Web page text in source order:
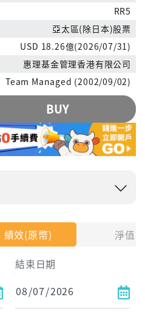
績效(原幣)
淨值
結束日期
RR5
亞太區(除日本)股票
USD 18.26億(2026/07/31)
惠理基金管理香港有限公司
Team Managed (2002/09/02)
BUY
2年